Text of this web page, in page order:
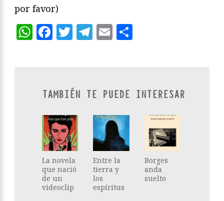
por favor)
WhatsApp
Facebook
Twitter
Telegram
Email
TAMBIÉN TE PUEDE INTERESAR
La novela
que nació
de un
videoclip
Entre la
tierra y
los
espíritus
Borges
anda
suelto